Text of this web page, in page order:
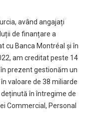
având angajați
de finanțare a
cu Banca Montréal și în
am creditat peste 14
prezent gestionăm un
valoare de 38 miliarde
în întregime de
Commercial, Personal